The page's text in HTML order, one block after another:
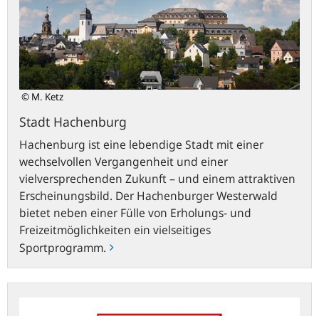
© M. Ketz
Stadt Hachenburg
Hachenburg ist eine lebendige Stadt mit einer
wechselvollen Vergangenheit und einer
vielversprechenden Zukunft – und einem attraktiven
Erscheinungsbild. Der Hachenburger Westerwald
bietet neben einer Fülle von Erholungs- und
Freizeitmöglichkeiten ein vielseitiges
Sportprogramm.